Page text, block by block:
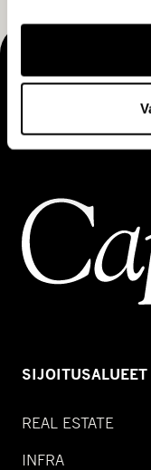
SIJOITUSALUEET
REAL ESTATE
INFRA